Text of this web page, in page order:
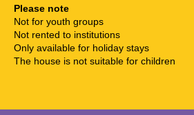
Please note
Not for youth groups
Not rented to institutions
Only available for holiday stays
The house is not suitable for children